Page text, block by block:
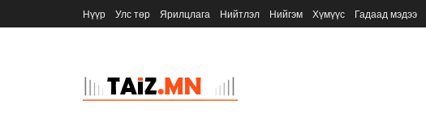
Нүүр Улс төр Ярилцлага Нийтлэл Нийгэм Хүмүүс Гадаад мэдээ